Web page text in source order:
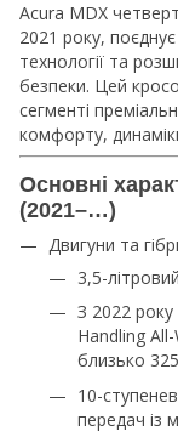
Acura MDX
2021 року,
технології та
безпеки. Цей
сегменті
комфорту,
Основні
(2021–…)
Двигуни та
3,5-
З 2022 року
Handling
близько
10-
передач із